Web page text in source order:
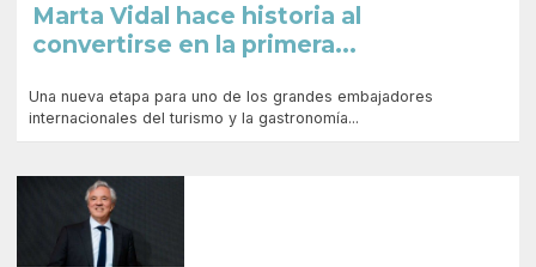
Marta Vidal hace historia al
convertirse en la primera...
Una nueva etapa para uno de los grandes embajadores
internacionales del turismo y la gastronomía...